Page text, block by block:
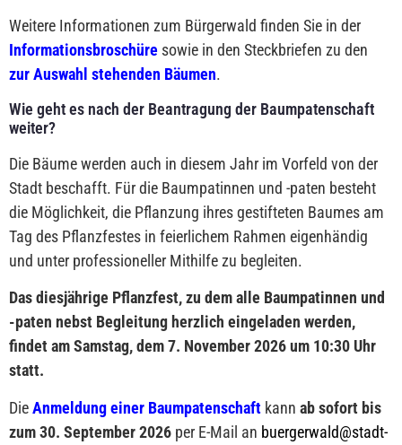
Weitere Informationen zum Bürgerwald finden Sie in der
Informationsbroschüre sowie in den Steckbriefen zu den
zur Auswahl stehenden Bäumen.
Wie geht es nach der Beantragung der Baumpatenschaft
weiter?
Die Bäume werden auch in diesem Jahr im Vorfeld von der
Stadt beschafft. Für die Baumpatinnen und -paten besteht
die Möglichkeit, die Pflanzung ihres gestifteten Baumes am
Tag des Pflanzfestes in feierlichem Rahmen eigenhändig
und unter professioneller Mithilfe zu begleiten.
Das diesjährige Pflanzfest, zu dem alle Baumpatinnen und
-paten nebst Begleitung herzlich eingeladen werden,
findet am Samstag, dem 7. November 2026 um 10:30 Uhr
statt.
DieAnmeldung einer Baumpatenschaft kann ab sofort bis
zum 30. September 2026 per E-Mail an buergerwald@stadt-